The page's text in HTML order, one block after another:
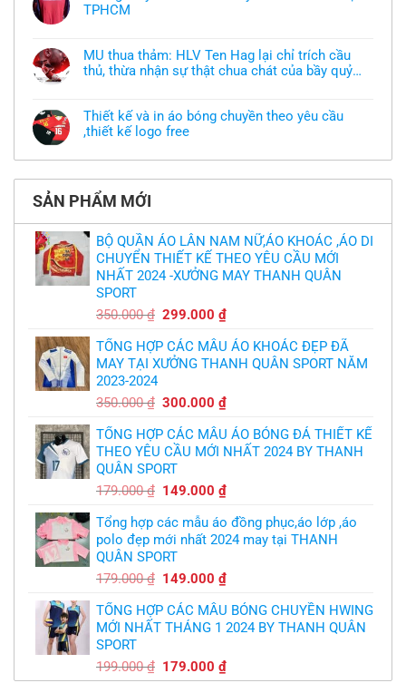
ở
áo
thun
đồng
chưa
có
mẫu
thì
làm
TPHCM
bình
luận
ở
khoác
theo
yêu
thiết
tại
TPHCM
MU thua thảm: HLV Ten Hag lại chỉ trích cầu
thủ, thừa nhận sự thật chua chát của bầy quỷ
bình
luận
ở
thảm:
Hag
lại
trích
cầu
thủ,
thừa
nhận
sự
thật
chát
bầy
quỷ
nhỏ
Thiết kế và in áo bóng chuyền theo yêu cầu
,thiết kế logo free
có
luận
Thiết
và
in
áo
bóng
chuyền
theo
,thiết
free
SẢN PHẨM MỚI
BỘ QUẦN ÁO LÂN NAM NỮ,ÁO KHOÁC ,ÁO DI
CHUYỂN THIẾT KẾ THEO YÊU CẦU MỚI
NHẤT 2024 -XƯỞNG MAY THANH QUÂN
SPORT
350.000₫ Giá
là:
350.000 ₫.
299.000₫Giá
tại
là:
TỔNG HỢP CÁC MẪU ÁO KHOÁC ĐẸP ĐÃ
MAY TẠI XƯỞNG THANH QUÂN SPORT NĂM
2023-2024
350.000₫ Giá
là:
350.000 ₫.
300.000₫Giá
tại
là:
TỔNG HỢP CÁC MẪU ÁO BÓNG ĐÁ THIẾT KẾ
THEO YÊU CẦU MỚI NHẤT 2024 BY THANH
QUÂN SPORT
179.000₫ Giá
là:
179.000 ₫.
149.000₫Giá
tại
là:
Tổng hợp các mẫu áo đồng phục,áo lớp ,áo
polo đẹp mới nhất 2024 may tại THANH
QUÂN SPORT
179.000₫ Giá
là:
179.000 ₫.
149.000₫Giá
tại
là:
TỔNG HỢP CÁC MẪU BÓNG CHUYỀN HWING
MỚI NHẤT THÁNG 1 2024 BY THANH QUÂN
SPORT
199.000₫ Giá
179.000₫Giá